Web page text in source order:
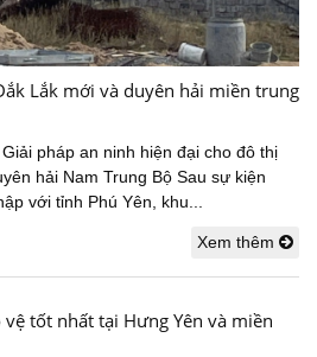
Lắk mới và duyên hải miền trung
pháp an ninh hiện đại cho đô thị
hải Nam Trung Bộ Sau sự kiện
với tỉnh Phú Yên, khu...
Xem thêm
tốt nhất tại Hưng Yên và miền